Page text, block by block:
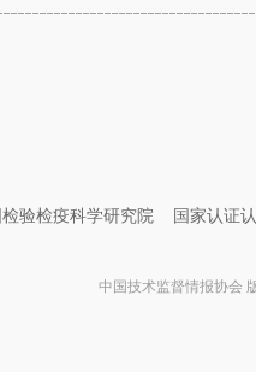
验检疫科学研究院 国家认证
中国技术监督情报协会